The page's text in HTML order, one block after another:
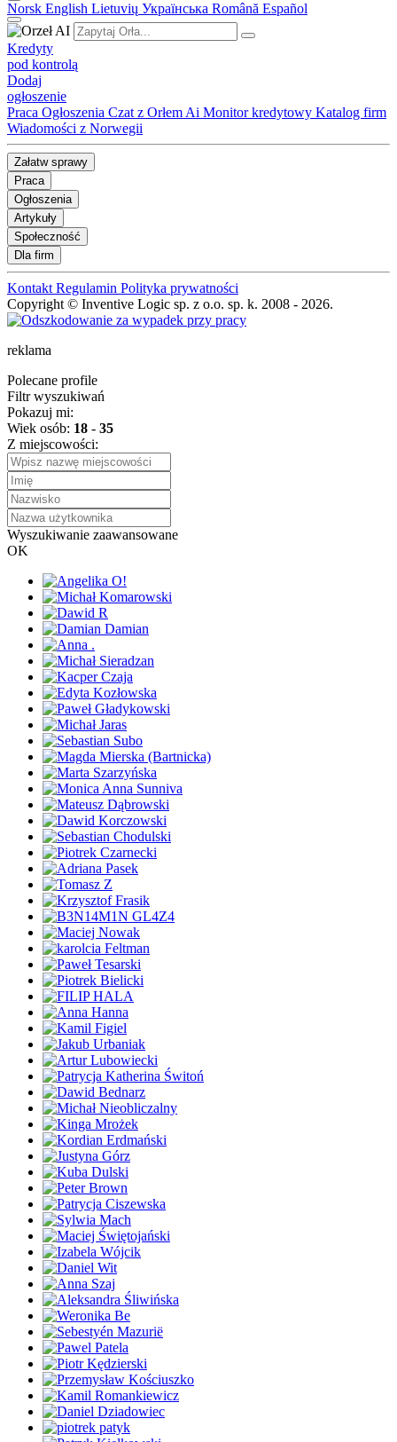
Norsk English Lietuvių Українська Română Español
Kredyty
pod kontrolą
Dodaj
ogłoszenie
Praca Ogłoszenia Czat z Orłem Ai Monitor kredytowy Katalog firm
Wiadomości z Norwegii
Załatw sprawy
Praca
Ogłoszenia
Artykuły
Społeczność
Dla firm
Kontakt Regulamin Polityka prywatności
Copyright © Inventive Logic sp. z o.o. sp. k. 2008 - 2026.
reklama
Polecane profile
Filtr wyszukiwań
Pokazuj mi:
Wiek osób: 18 - 35
Z miejscowości:
Wyszukiwanie zaawansowane
OK